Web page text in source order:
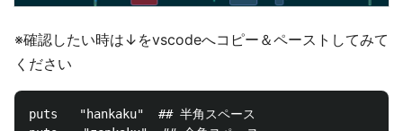
※確認したい時は↓をvscodeへコピー＆ペーストしてみて
ください
puts   "hankaku"  ## 半角スペース